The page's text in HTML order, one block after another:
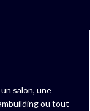
salon, une
ou tout